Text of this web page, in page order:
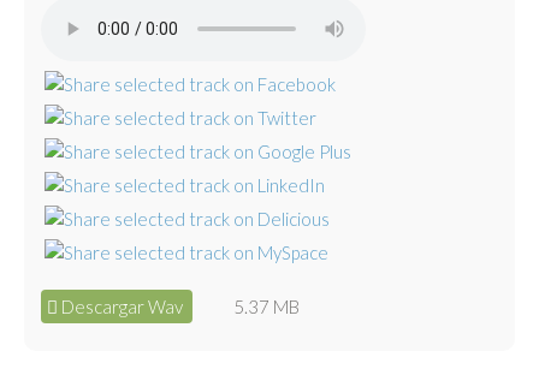
Descargar Wav 5.37 MB